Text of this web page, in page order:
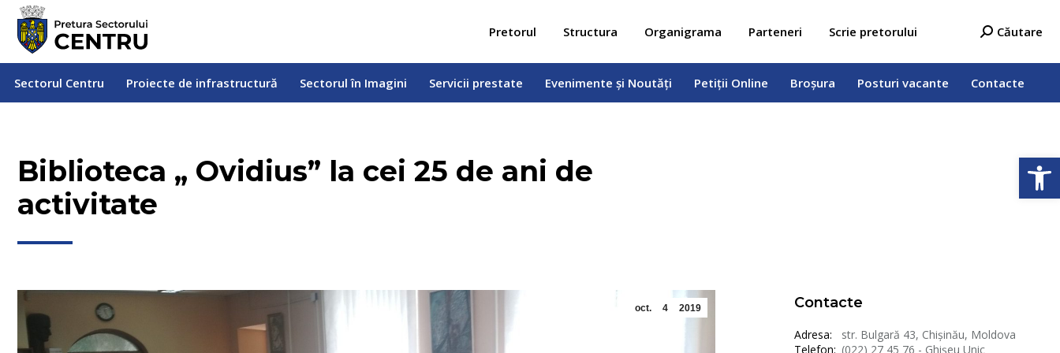
Pretorul Structura Organigrama Parteneri Scrie pretorului Search:
Căutare
Sectorul Centru Proiecte de infrastructură Sectorul în Imagini Servicii prestate Evenimente și Noutăți Petiții Online Broșura Posturi vacante Contacte
Biblioteca „ Ovidius” la cei 25 de ani de
activitate
oct. 4 2019 Contacte
Adresa:
str. Bulgară 43, Chișinău, Moldova
Telefon: (022) 27 45 76 - Ghișeu Unic
Sectorul Centru Proiecte de infrastructură Servicii prestate Evenimente și Noutăți Petiții Online Broșura Posturi vacante Contacte